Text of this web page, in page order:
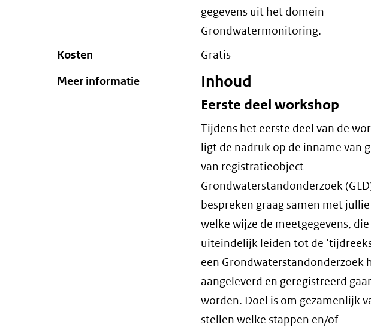
gegevens uit het domein
Grondwatermonitoring.
Kosten
Gratis
Meer informatie
Inhoud
Eerste deel workshop
Tijdens het eerste deel van de
ligt de nadruk op de inname van
van registratieobject
Grondwaterstandonderzoek
bespreken graag samen met
welke wijze de meetgegevens, die
uiteindelijk leiden tot de
een Grondwaterstandonderzoek
aangeleverd en geregistreerd
worden. Doel is om gezamenlijk
stellen welke stappen en/of